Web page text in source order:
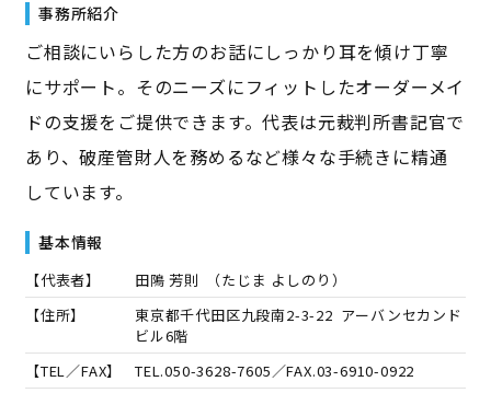
事務所紹介
ご相談にいらした方のお話にしっかり耳を傾け丁寧
にサポート。そのニーズにフィットしたオーダーメイ
ドの支援をご提供できます。代表は元裁判所書記官で
あり、破産管財人を務めるなど様々な手続きに精通
しています。
基本情報
【代表者】 田隝 芳則 （たじま よしのり ）
【住所】
東京都千代田区九段南2-3-22 アーバンセカンド
ビル6階
【TEL／FAX】
TEL.050-3628-7605／FAX.03-6910-0922